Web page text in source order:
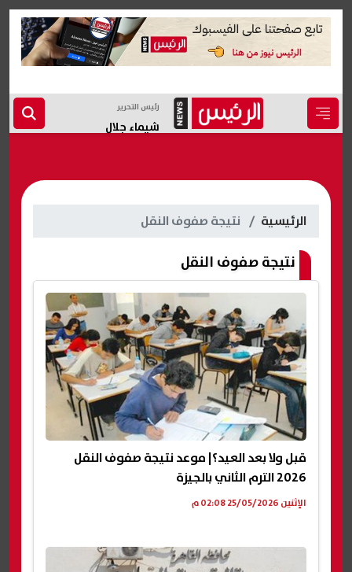
رئيس التحرير
شيماء جلال
الرئيسية نتيجة صفوف النقل
نتيجة صفوف النقل
قبل ولا بعد العيد؟| موعد نتيجة صفوف النقل
2026 الترم الثاني بالجيزة
الإثنين 25/05/2026 02:08 م